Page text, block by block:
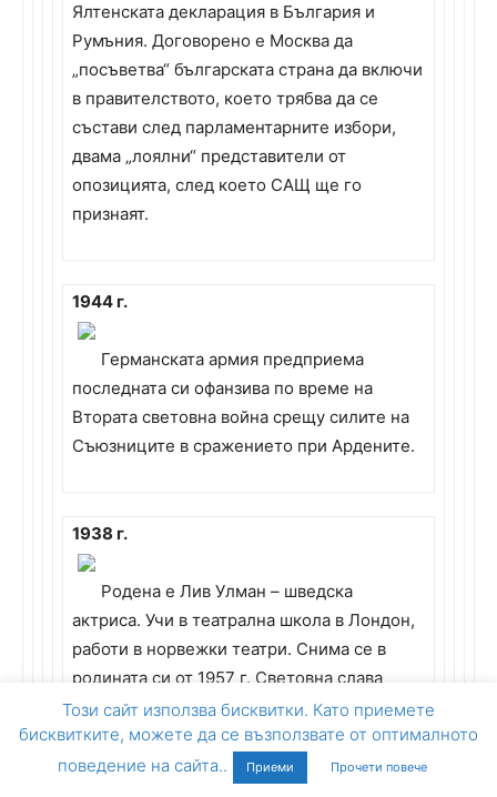
Ялтенската декларация в България и
Румъния. Договорено е Москва да
„посъветва“ българската страна да включи
в правителството, което трябва да се
състави след парламентарните избори,
двама „лоялни“ представители от
опозицията, след което САЩ ще го
признаят.
1944 г.
Германската армия предприема
последната си офанзива по време на
Втората световна война срещу силите на
Съюзниците в сражението при Ардените.
1938 г.
Родена е Лив Улман – шведска
актриса. Учи в театрална школа в Лондон,
работи в норвежки театри. Снима се в
родината си от 1957 г. Световна слава
печели с участието си във филмите на
Бергман “Персона” (1966 г.), “Часът на
вълка” (1968 г.), “Срамът” (1968 г.),
Този сайт използва бисквитки. Като приемете
бисквитките, можете да се възползвате от оптималното
поведение на сайта..
Приеми Прочети повече